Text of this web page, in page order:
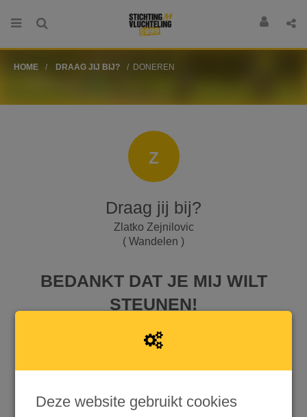
HOME DRAAG JIJ BIJ? DONEREN
Z
Draag jij bij?
Zlatko Zejnilovic
( Wandelen )
BEDANKT DAT JE MIJ WILT
STEUNEN!
Snel doneren met iDEAL | Wero
Deze website gebruikt cookies